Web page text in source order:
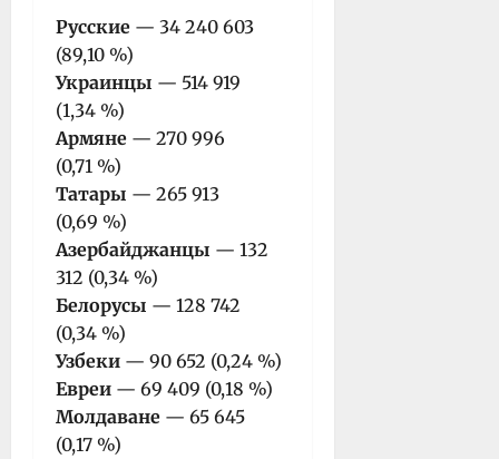
Русские — 34 240 603
(89,10 %)
Украинцы — 514 919
(1,34 %)
Армяне — 270 996
(0,71 %)
Татары — 265 913
(0,69 %)
Азербайджанцы — 132
312 (0,34 %)
Белорусы — 128 742
(0,34 %)
Узбеки — 90 652 (0,24 %)
Евреи — 69 409 (0,18 %)
Молдаване — 65 645
(0,17 %)